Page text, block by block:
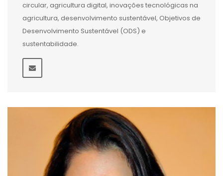
circular, agricultura digital, inovações tecnológicas na
agricultura, desenvolvimento sustentável, Objetivos de
Desenvolvimento Sustentável (ODS) e
sustentabilidade.